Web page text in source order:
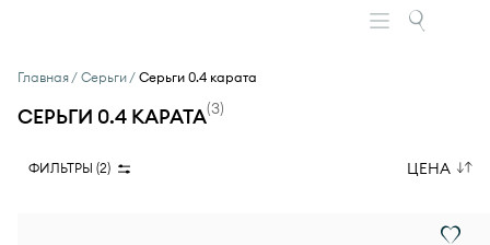
Главная Серьги Серьги 0.4 карата
СЕРЬГИ 0.4 КАРАТА(3)
ФИЛЬТРЫ (2) ЦЕНА